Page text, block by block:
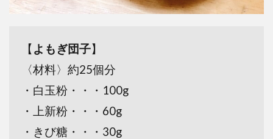
【 よもぎ団子】
〈材料〉約25個分
・白玉粉・・・100g
・上新粉・・・60g
・きび糖・・・30g